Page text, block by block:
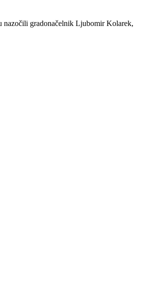
nazočili gradonačelnik Ljubomir Kolarek,